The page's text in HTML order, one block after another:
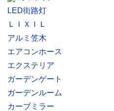
LED街路灯
ＬＩＸＩＬ
アルミ笠木
エアコンホース
エクステリア
ガーデンゲート
ガーデンルーム
カーブミラー